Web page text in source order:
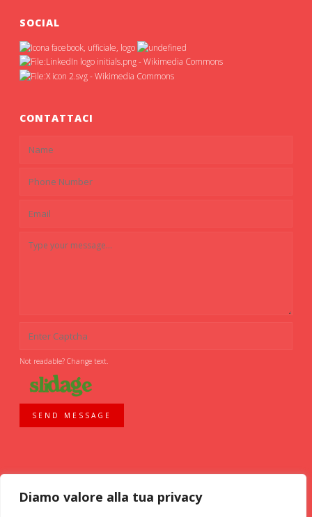
Diamo valore alla tua privacy
SOCIAL
CONTATTACI
Not readable? Change text.
SEND MESSAGE